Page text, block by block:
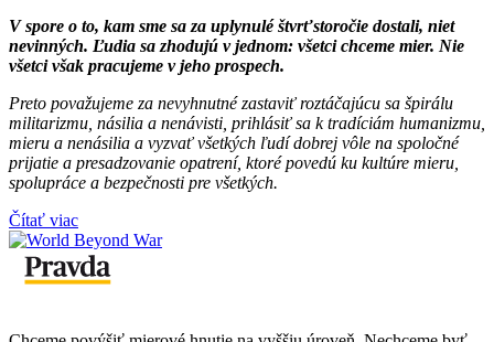
V spore o to, kam sme sa za uplynulé štvrťstoročie dostali, niet
nevinných. Ľudia sa zhodujú v jednom: všetci chceme mier. Nie
všetci však pracujeme v jeho prospech.
Preto považujeme za nevyhnutné zastaviť roztáčajúcu sa špirálu
militarizmu, násilia a nenávisti, prihlásiť sa k tradíciám humanizmu,
mieru a nenásilia a vyzvať všetkých ľudí dobrej vôle na spoločné
prijatie a presadzovanie opatrení, ktoré povedú ku kultúre mieru,
spolupráce a bezpečnosti pre všetkých.
Čítať viac